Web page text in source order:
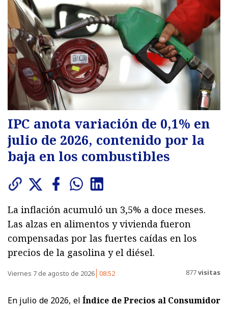
IPC anota variación de 0,1% en
julio de 2026, contenido por la
baja en los combustibles
La inflación acumuló un 3,5% a doce meses.
Las alzas en alimentos y vivienda fueron
compensadas por las fuertes caídas en los
precios de la gasolina y el diésel.
Viernes 7 de agosto de 2026 08:52 877visitas
En julio de 2026, elÍndice de Precios al Consumidor